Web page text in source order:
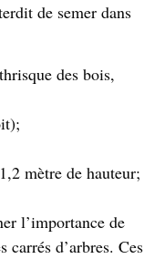
de semer dans
des bois,
mètre de hauteur;
l’importance de
d’arbres. Ces